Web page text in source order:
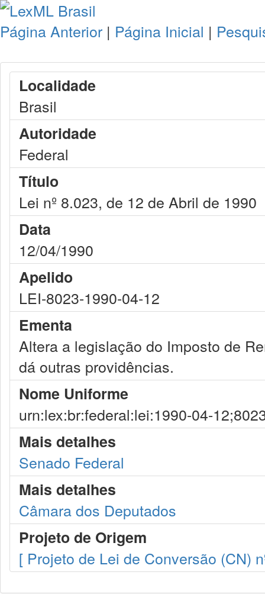
Página Anterior | Página Inicial |
Localidade
Brasil
Autoridade
Federal
Título
Lei nº 8.023, de 12 de Abril de 1990
Data
12/04/1990
Apelido
LEI-8023-1990-04-12
Ementa
Altera a legislação do Imposto de
dá outras providências.
Nome Uniforme
urn:lex:br:federal:lei:1990-04-
Mais detalhes
Senado Federal
Mais detalhes
Câmara dos Deputados
Projeto de Origem
[ Projeto de Lei de Conversão (CN)